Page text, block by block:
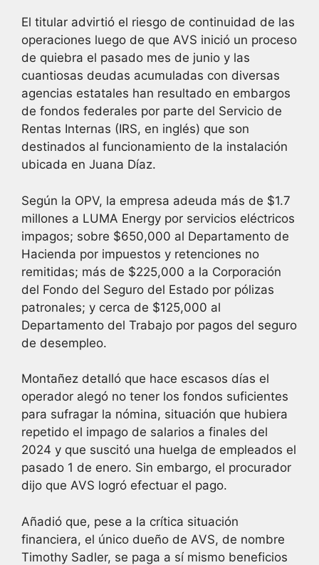
El titular advirtió el riesgo de continuidad de las
operaciones luego de que AVS inició un proceso
de quiebra el pasado mes de junio y las
cuantiosas deudas acumuladas con diversas
agencias estatales han resultado en embargos
de fondos federales por parte del Servicio de
Rentas Internas (IRS, en inglés) que son
destinados al funcionamiento de la instalación
ubicada en Juana Díaz.
Según la OPV, la empresa adeuda más de $1.7
millones a LUMA Energy por servicios eléctricos
impagos; sobre $650,000 al Departamento de
Hacienda por impuestos y retenciones no
remitidas; más de $225,000 a la Corporación
del Fondo del Seguro del Estado por pólizas
patronales; y cerca de $125,000 al
Departamento del Trabajo por pagos del seguro
de desempleo.
Montañez detalló que hace escasos días el
operador alegó no tener los fondos suficientes
para sufragar la nómina, situación que hubiera
repetido el impago de salarios a finales del
2024 y que suscitó una huelga de empleados el
pasado 1 de enero. Sin embargo, el procurador
dijo que AVS logró efectuar el pago.
Añadió que, pese a la crítica situación
financiera, el único dueño de AVS, de nombre
Timothy Sadler, se paga a sí mismo beneficios